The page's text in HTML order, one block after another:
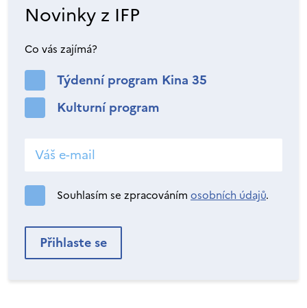
Novinky z IFP
Co vás zajímá?
Týdenní program Kina 35
Kulturní program
Souhlasím se zpracováním osobních údajů.